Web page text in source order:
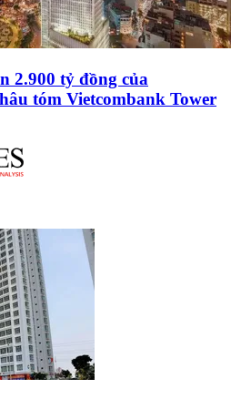
2.900 tỷ đồng của
tóm Vietcombank Tower